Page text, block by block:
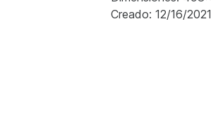
Creado: 12/16/